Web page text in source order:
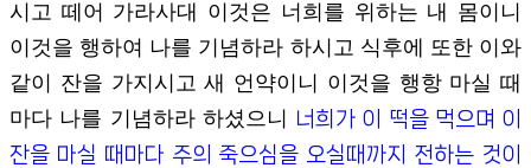
시고 떼어 가라사대 이것은 너희를 위하는 내 몸이니
이것을 행하여 나를 기념하라 하시고 식후에 또한 이와
같이 잔을 가지시고 새 언약이니 이것을 행항 마실 때
마다 나를 기념하라 하셨으니
너희가 이 떡을 먹으며 이
잔을 마실 때마다 주의 죽으심을 오실때까지 전하는 것이